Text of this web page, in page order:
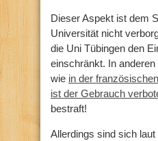
Dieser Aspekt ist dem
Universität nicht
die Uni Tübingen den
einschränkt. In
wie in der
ist der Gebrauch
bestraft!
Allerdings sind sich